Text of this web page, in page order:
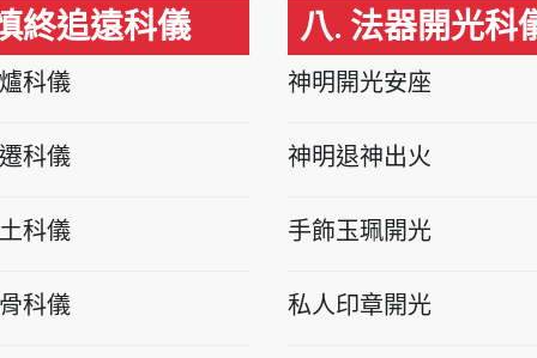
終追遠科儀
科儀
科儀
科儀
科儀
八. 法器開光科
神明開光安座
神明退神出火
手飾玉珮開光
私人印章開光